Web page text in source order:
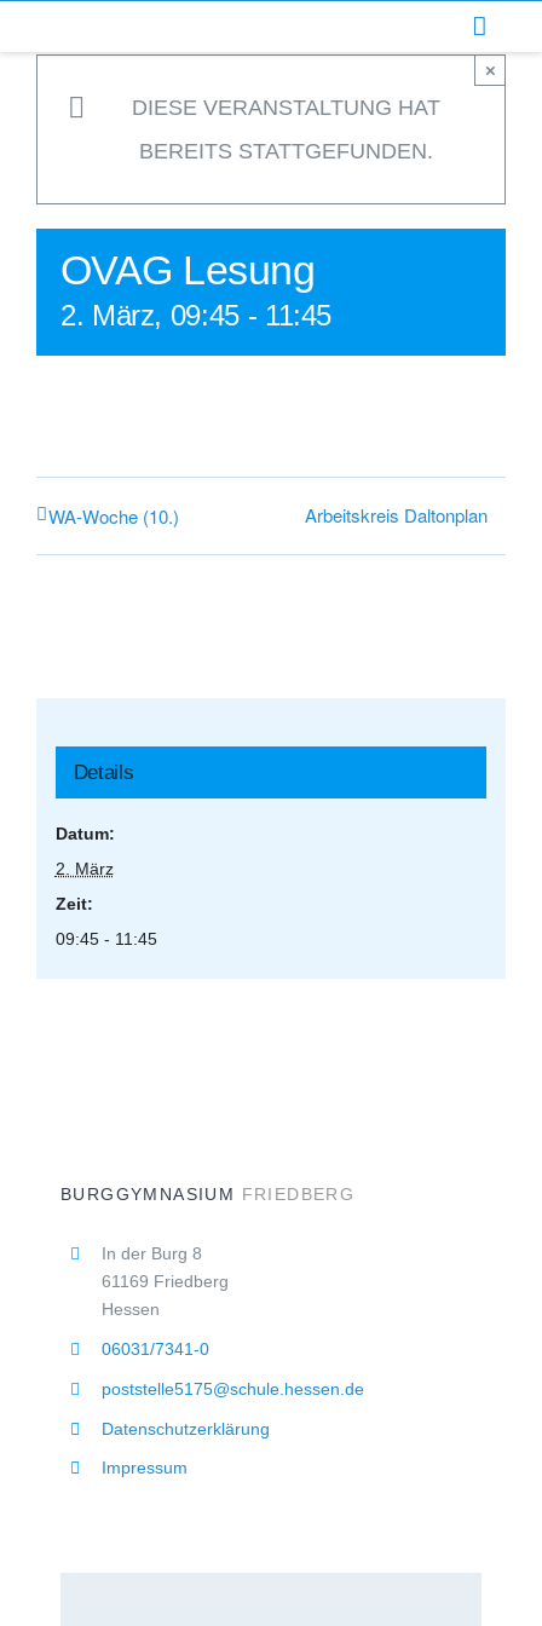
DIESE VERANSTALTUNG HAT
BEREITS STATTGEFUNDEN.
×
OVAG Lesung
2. März, 09:45- 11:45
WA-Woche (10.) Arbeitskreis Daltonplan
Details
Datum:
2. März
Zeit:
09:45 - 11:45
BURGGYMNASIUM FRIEDBERG
In der Burg 8
61169 Friedberg
Hessen
06031/7341-0
poststelle5175@schule.hessen.de
Datenschutzerklärung
Impressum